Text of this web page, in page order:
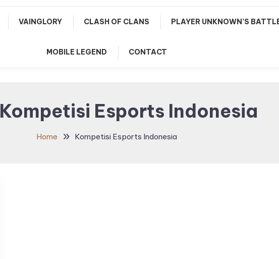
VAINGLORY CLASH OF CLANS PLAYER UNKNOWN’S
MOBILE LEGEND CONTACT
Kompetisi Esports Indonesia
Home Kompetisi Esports Indonesia